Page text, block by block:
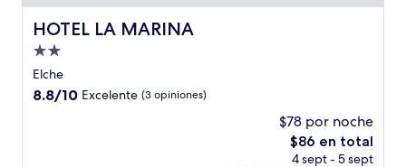
HOTEL LA MARINA
HOTEL LA MARINA
Propiedad
de
2.0
Elche
8.8
8.8/10 Excelente (3 opiniones)
$78 por noche
El
precio
$86 en total
4 sept - 5 sept